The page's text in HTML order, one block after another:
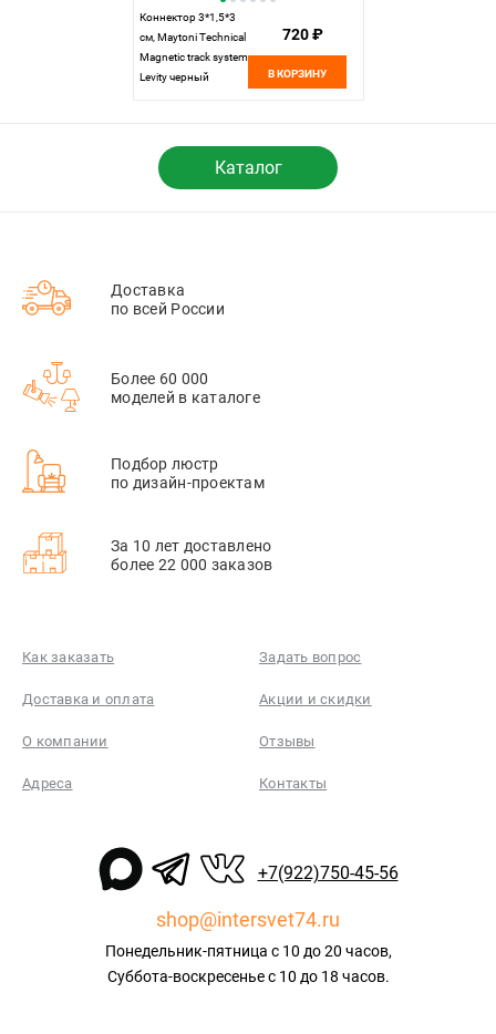
Коннектор 3*1,5*3
см, Maytoni Technical
Magnetic track system
Levity черный
720 ₽
В КОРЗИНУ
Каталог
Доставка
по всей России
Более 60 000
моделей в каталоге
Подбор люстр
по дизайн-проектам
За 10 лет доставлено
более 22 000 заказов
Как заказать Задать вопрос
Доставка и оплата Акции и скидки
О компании Отзывы
Адреса Контакты
+7(922)750-45-56
shop@intersvet74.ru
Понедельник-пятница с 10 до 20 часов,
Суббота-воскресенье с 10 до 18 часов.